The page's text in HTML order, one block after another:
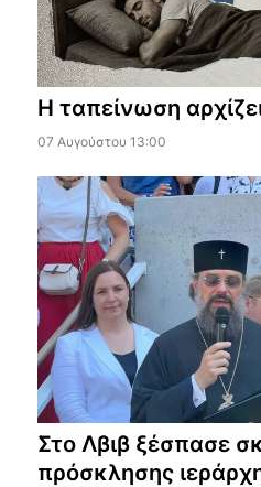
Η ταπείνωση
07 Αυγούστου 13:00
Στο Λβιβ ξέσπασε
πρόσκλησης